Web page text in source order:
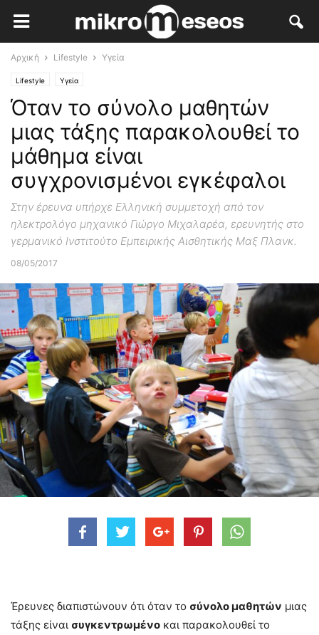
Αρχική Lifestyle Υγεία
Lifestyle Υγεία
Όταν το σύνολο μαθητών
μιας τάξης παρακολουθεί το
μάθημα είναι
συγχρονισμένοι εγκέφαλοι
Στην έρευνα υπήρχε Ελληνική συμμετοχή από τον
ηλεκτρολόγο μηχανικό Γιώργο Μιχαλαρέα, ερευνητής στο
γερμανικό Ινστιτούτο Εμπειρικής Αισθητικής Μαξ Πλανκ.
08/05/2017
Έρευνες διαπιστώνουν ότι όταν το σύνολο μαθητών μιας
τάξης είναι συγκεντρωμένο και παρακολουθεί το